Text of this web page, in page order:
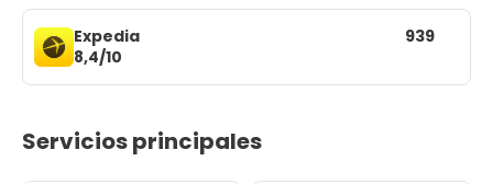
Expedia
8,4/10
939
Servicios principales